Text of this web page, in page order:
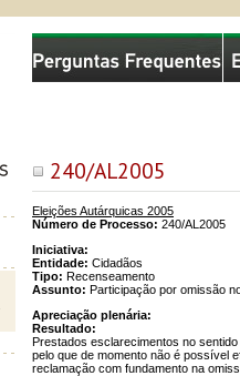
240/AL2005
Eleições Autárquicas 2005
Número de Processo: 240/AL2005
Iniciativa:
Entidade: Cidadãos
Tipo: Recenseamento
Assunto: Participação por omissão
Apreciação plenária:
Resultado:
Prestados esclarecimentos no
pelo que de momento não é possível
reclamação com fundamento na
Comissão Nacional de Eleições